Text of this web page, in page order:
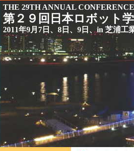
THE 29TH ANNUAL
第２９回日本ロボット
2011年9月7日、8日、9日、in 芝浦工